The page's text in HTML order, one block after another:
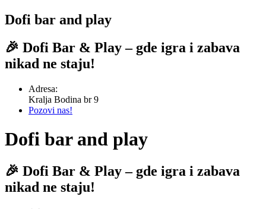
Dofi bar and play
🎉 Dofi Bar & Play – gde igra i zabava
nikad ne staju!
Adresa:
Kralja Bodina br 9
Pozovi nas!
Dofi bar and play
🎉 Dofi Bar & Play – gde igra i zabava
nikad ne staju!